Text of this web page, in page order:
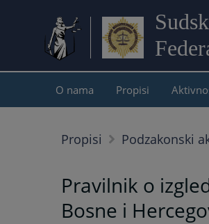
O nama Propisi
Propisi Podzakonski
Pravilnik o
Bosne i